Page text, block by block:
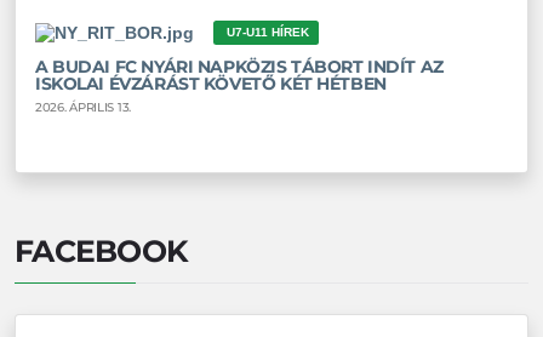
U7-U11 HÍREK
A BUDAI FC NYÁRI NAPKÖZIS TÁBORT INDÍT AZ
ISKOLAI ÉVZÁRÁST KÖVETŐ KÉT HÉTBEN
2026. ÁPRILIS 13.
FACEBOOK